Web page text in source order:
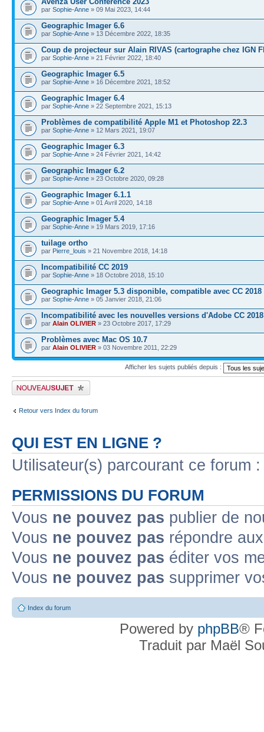
par Sophie-Anne » 09 Mai 2023, 14:44
Geographic Imager 6.6
par Sophie-Anne » 13 Décembre 2022, 18:35
Coup de projecteur sur Alain RIVAS (cartographe chez IGN
par Sophie-Anne » 21 Février 2022, 18:40
Geographic Imager 6.5
par Sophie-Anne » 16 Décembre 2021, 18:52
Geographic Imager 6.4
par Sophie-Anne » 22 Septembre 2021, 15:13
Problèmes de compatibilité Apple M1 et Photoshop 22.3
par Sophie-Anne » 12 Mars 2021, 19:07
Geographic Imager 6.3
par Sophie-Anne » 24 Février 2021, 14:42
Geographic Imager 6.2
par Sophie-Anne » 23 Octobre 2020, 09:28
Geographic Imager 6.1.1
par Sophie-Anne » 01 Avril 2020, 14:18
Geographic Imager 5.4
par Sophie-Anne » 19 Mars 2019, 17:16
tuilage ortho
par Pierre_louis » 21 Novembre 2018, 14:18
Incompatibilité CC 2019
par Sophie-Anne » 18 Octobre 2018, 15:10
Geographic Imager 5.3 disponible, compatible avec CC 2018
par Sophie-Anne » 05 Janvier 2018, 21:06
Incompatibilité avec les nouvelles versions d'Adobe CC 2018
par Alain OLIVIER » 23 Octobre 2017, 17:29
Problèmes avec Mac OS 10.7
par Alain OLIVIER » 03 Novembre 2011, 22:29
Afficher les sujets publiés depuis :
Publier un nouveau sujet
Retour vers Index du forum
QUI EST EN LIGNE ?
Utilisateur(s) parcourant ce forum
PERMISSIONS DU FORUM
Vous ne pouvez pas publier de
Vous ne pouvez pas répondre
Vous ne pouvez pas éditer vos
Vous ne pouvez pas supprimer
Index du forum
Powered by phpBB®
Traduit par Maël